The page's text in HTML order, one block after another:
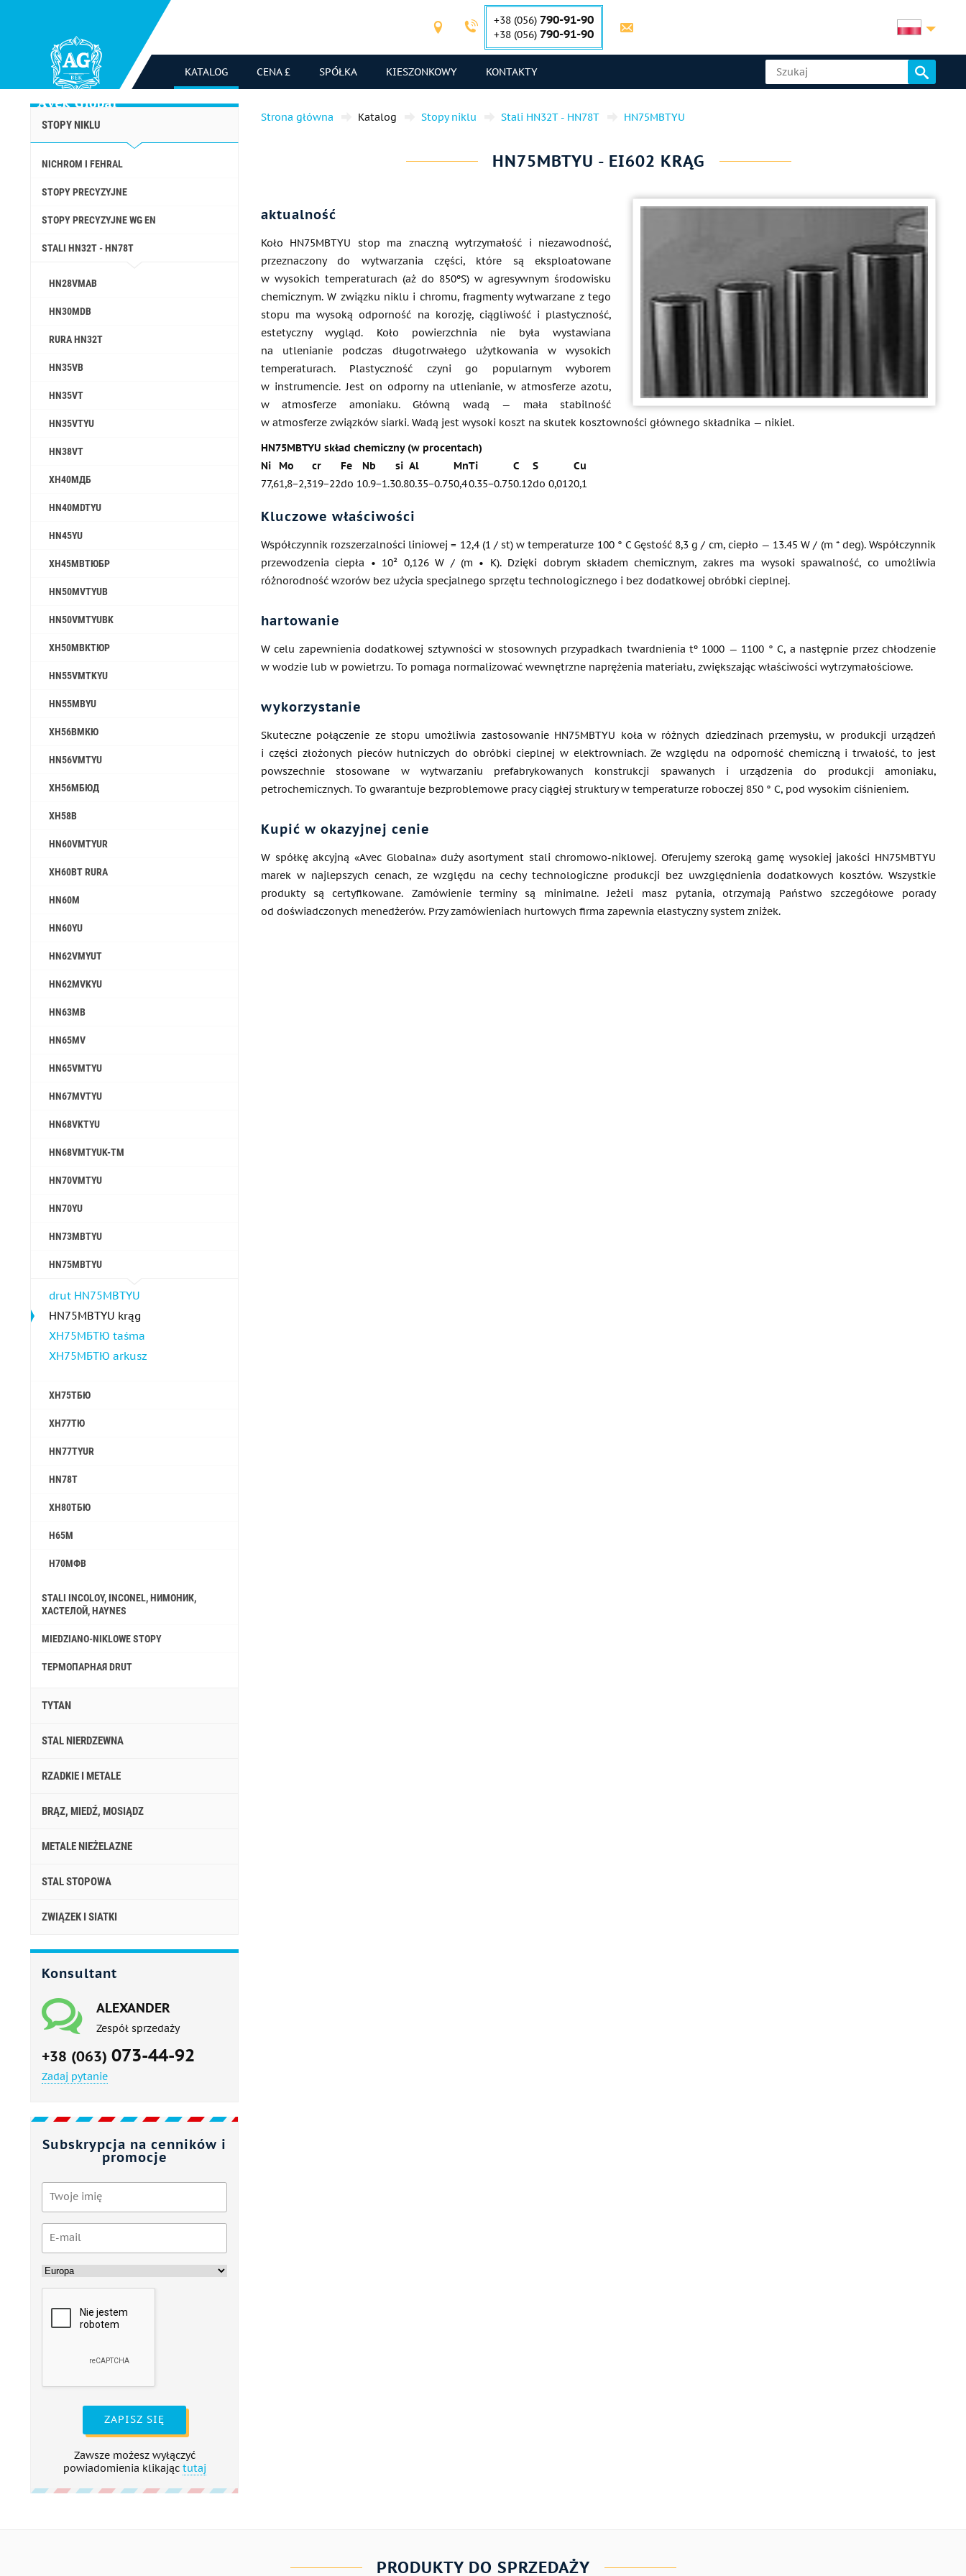
+38 (056) 790-91-90
+38 (056) 790-91-90
KATALOG CENA £ SPÓŁKA KIESZONKOWY KONTAKTY
STOPY NIKLU
NICHROM I FEHRAL
STOPY PRECYZYJNE
STOPY PRECYZYJNE WG EN
STALI HN32T - HN78T
HN28VMAB
HN30MDB
RURA HN32T
HN35VB
HN35VT
HN35VTYU
HN38VT
ХН40МДБ
HN40MDTYU
HN45YU
ХН45МВТЮБР
HN50MVTYUB
HN50VMTYUBK
ХН50МВКТЮР
HN55VMTKYU
HN55MBYU
ХН56ВМКЮ
HN56VMTYU
ХН56МБЮД
ХН58В
HN60VMTYUR
ХН60ВТ RURA
HN60M
HN60YU
HN62VMYUT
HN62MVKYU
HN63MB
HN65MV
HN65VMTYU
HN67MVTYU
HN68VKTYU
HN68VMTYUK-TM
HN70VMTYU
HN70YU
HN73MBTYU
HN75MBTYU
drut HN75MBTYU
HN75MBTYU krąg
ХН75МБТЮ taśma
ХН75МБТЮ arkusz
ХН75ТБЮ
ХН77ТЮ
HN77TYUR
HN78T
ХН80ТБЮ
Н65М
Н70МФВ
STALI INCOLOY, INCONEL, НИМОНИК,
ХАСТЕЛОЙ, HAYNES
MIEDZIANO-NIKLOWE STOPY
ТЕРМОПАРНАЯ DRUT
TYTAN
STAL NIERDZEWNA
RZADKIE I METALE
BRĄZ, MIEDŹ, MOSIĄDZ
METALE NIEŻELAZNE
STAL STOPOWA
ZWIĄZEK I SIATKI
Konsultant
ALEXANDER
Zespół sprzedaży
+38 (063) 073-44-92
Zadaj pytanie
Subskrypcja na cenników i
promocje
ZAPISZ SIĘ
Zawsze możesz wyłączyć
powiadomienia klikając tutaj
Strona główna Katalog Stopy niklu Stali HN32T - HN78T HN75MBTYU
HN75MBTYU - EI602 KRĄG
aktualność
Koło HN75MBTYU stop ma znaczną wytrzymałość i niezawodność,
przeznaczony do wytwarzania części, które są eksploatowane
w wysokich temperaturach (aż do 850ºS) w agresywnym środowisku
chemicznym. W związku niklu i chromu, fragmenty wytwarzane z tego
stopu ma wysoką odporność na korozję, ciągliwość i plastyczność,
estetyczny wygląd. Koło powierzchnia nie była wystawiana
na utlenianie podczas długotrwałego użytkowania w wysokich
temperaturach. Plastyczność czyni go popularnym wyborem
w instrumencie. Jest on odporny na utlenianie, w atmosferze azotu,
w atmosferze amoniaku. Główną wadą — mała stabilność
w atmosferze związków siarki. Wadą jest wysoki koszt na skutek kosztowności głównego składnika — nikiel.
HN75MBTYU skład chemiczny (w procentach)
Ni
Mo cr Fe Nb si Al MnTi C S
Cu
77,61,8−2,319−22do 10.9−1.30.80.35−0.750,40.35−0.750.12do 0,0120,1
Kluczowe właściwości
Współczynnik rozszerzalności liniowej = 12,4 (1 / st) w temperaturze 100 ° C Gęstość 8,3 g / cm, ciepło — 13.45 W / (m * deg). Współczynnik
przewodzenia ciepła • 10² 0,126 W / (m • K). Dzięki dobrym składem chemicznym, zakres ma wysoki spawalność, co umożliwia
różnorodność wzorów bez użycia specjalnego sprzętu technologicznego i bez dodatkowej obróbki cieplnej.
hartowanie
W celu zapewnienia dodatkowej sztywności w stosownych przypadkach twardnienia tº 1000 — 1100 ° C, a następnie przez chłodzenie
w wodzie lub w powietrzu. To pomaga normalizować wewnętrzne naprężenia materiału, zwiększając właściwości wytrzymałościowe.
wykorzystanie
Skuteczne połączenie ze stopu umożliwia zastosowanie HN75MBTYU koła w różnych dziedzinach przemysłu, w produkcji urządzeń
i części złożonych pieców hutniczych do obróbki cieplnej w elektrowniach. Ze względu na odporność chemiczną i trwałość, to jest
powszechnie stosowane w wytwarzaniu prefabrykowanych konstrukcji spawanych i urządzenia do produkcji amoniaku,
petrochemicznych. To gwarantuje bezproblemowe pracy ciągłej struktury w temperaturze roboczej 850 ° C, pod wysokim ciśnieniem.
Kupić w okazyjnej cenie
W spółkę akcyjną «Avec Globalna» duży asortyment stali chromowo-niklowej. Oferujemy szeroką gamę wysokiej jakości HN75MBTYU
marek w najlepszych cenach, ze względu na cechy technologiczne produkcji bez uwzględnienia dodatkowych kosztów. Wszystkie
produkty są certyfikowane. Zamówienie terminy są minimalne. Jeżeli masz pytania, otrzymają Państwo szczegółowe porady
od doświadczonych menedżerów. Przy zamówieniach hurtowych firma zapewnia elastyczny system zniżek.
PRODUKTY DO SPRZEDAŻY